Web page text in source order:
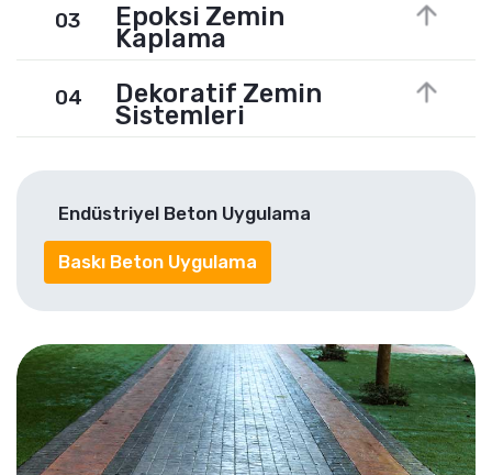
03 Epoksi Zemin
Kaplama
04 Dekoratif Zemin
Sistemleri
Endüstriyel Beton Uygulama
Baskı Beton Uygulama